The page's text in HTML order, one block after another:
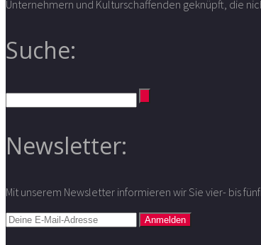
Unternehmern und Kulturschaffenden geknüpft, die
Suche:
Newsletter:
Mit unserem Newsletter informieren wir Sie vier- bis